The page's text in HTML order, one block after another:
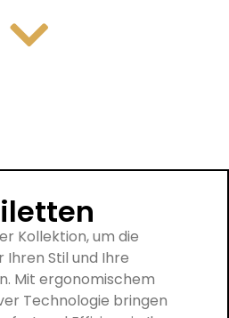
Kollektion, um die
Stil und Ihre
Mit ergonomischem
Technologie bringen